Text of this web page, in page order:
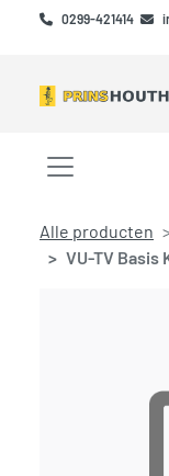
0299-421414
Menu
Alle producten
VU-TV Basis